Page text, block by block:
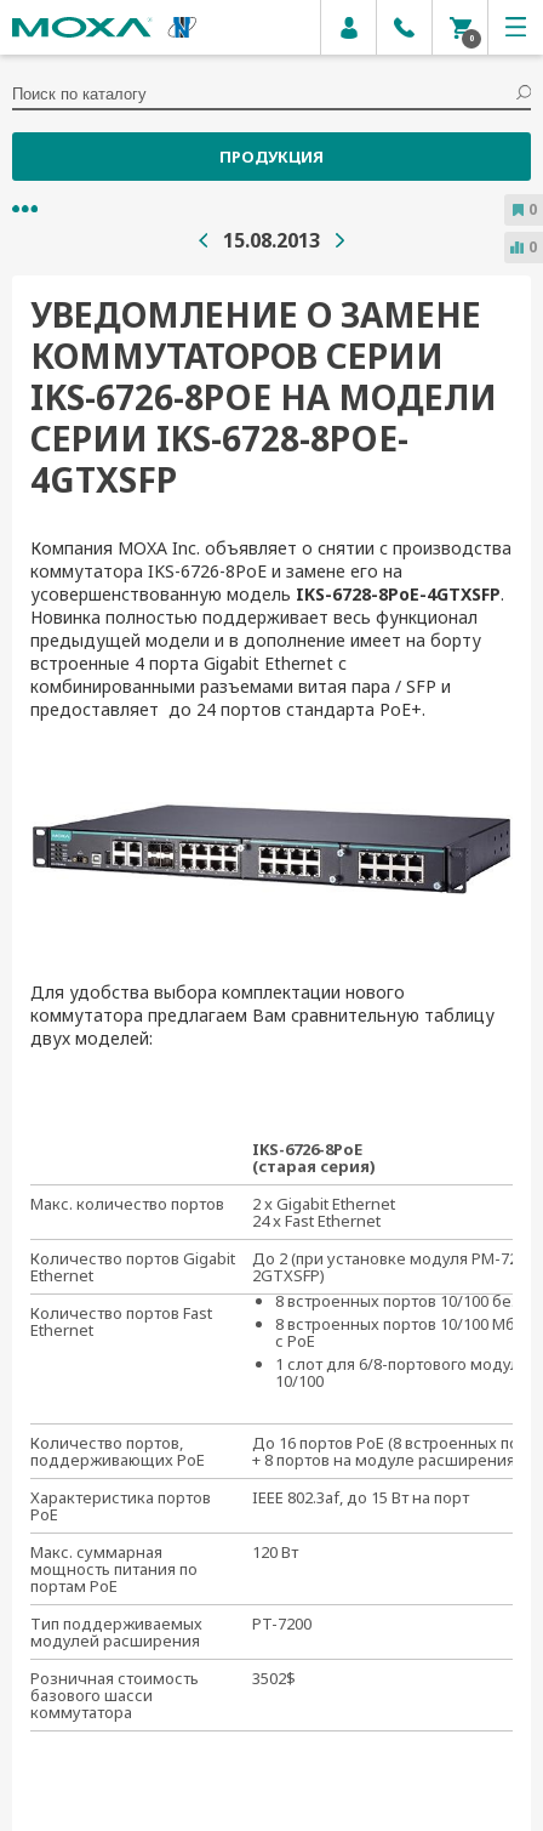
0
ПРОДУКЦИЯ
15.08.2013
УВЕДОМЛЕНИЕ О ЗАМЕНЕ
КОММУТАТОРОВ СЕРИИ
IKS-6726-8POE НА МОДЕЛИ
СЕРИИ IKS-6728-8POE-
4GTXSFP
Компания MOXA Inc. объявляет о снятии с производства
коммутатора IKS-6726-8PoE и замене его на
усовершенствованную модель IKS-6728-8PoE-4GTXSFP.
Новинка полностью поддерживает весь функционал
предыдущей модели и в дополнение имеет на борту
встроенные 4 порта Gigabit Ethernet с
комбинированными разъемами витая пара / SFP и
предоставляет до 24 портов стандарта PoE+.
Для удобства выбора комплектации нового
коммутатора предлагаем Вам сравнительную таблицу
двух моделей:
IKS-6726-8PoE
(старая серия)
Макс. количество портов
2 x Gigabit Ethernet
24 x Fast Ethernet
Количество портов Gigabit
Ethernet
До 2 (при установке модуля PM-7200-
2GTXSFP)
Количество портов Fast
Ethernet
8 встроенных портов 10/100 без
8 встроенных портов 10/100 Мбит/
с PoE
1 слот для 6/8-портового модуля
10/100
Количество портов,
поддерживающих PoE
До 16 портов PoE (8 встроенных
+ 8 портов на модуле расширения)
Характеристика портов
PoE
IEEE 802.3af, до 15 Вт на порт
Макс. суммарная
мощность питания по
портам PoE
120 Вт
Тип поддерживаемых
модулей расширения
PT-7200
Розничная стоимость
базового шасси
коммутатора
3502$
0
0